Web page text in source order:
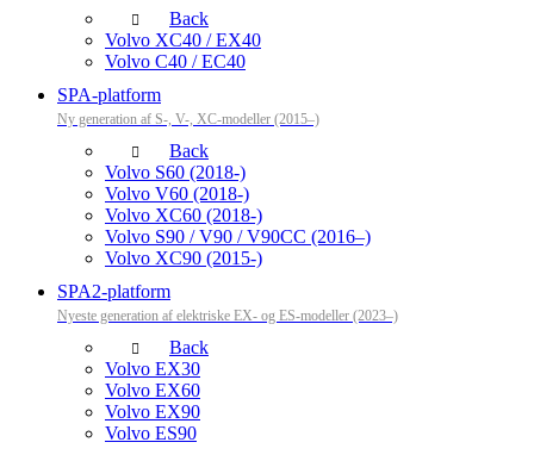
Back
Volvo XC40 / EX40
Volvo C40 / EC40
SPA-platform
Ny generation af S-, V-, XC-modeller (2015–)
Back
Volvo S60 (2018-)
Volvo V60 (2018-)
Volvo XC60 (2018-)
Volvo S90 / V90 / V90CC (2016–)
Volvo XC90 (2015-)
SPA2-platform
Nyeste generation af elektriske EX- og ES-modeller (2023–)
Back
Volvo EX30
Volvo EX60
Volvo EX90
Volvo ES90